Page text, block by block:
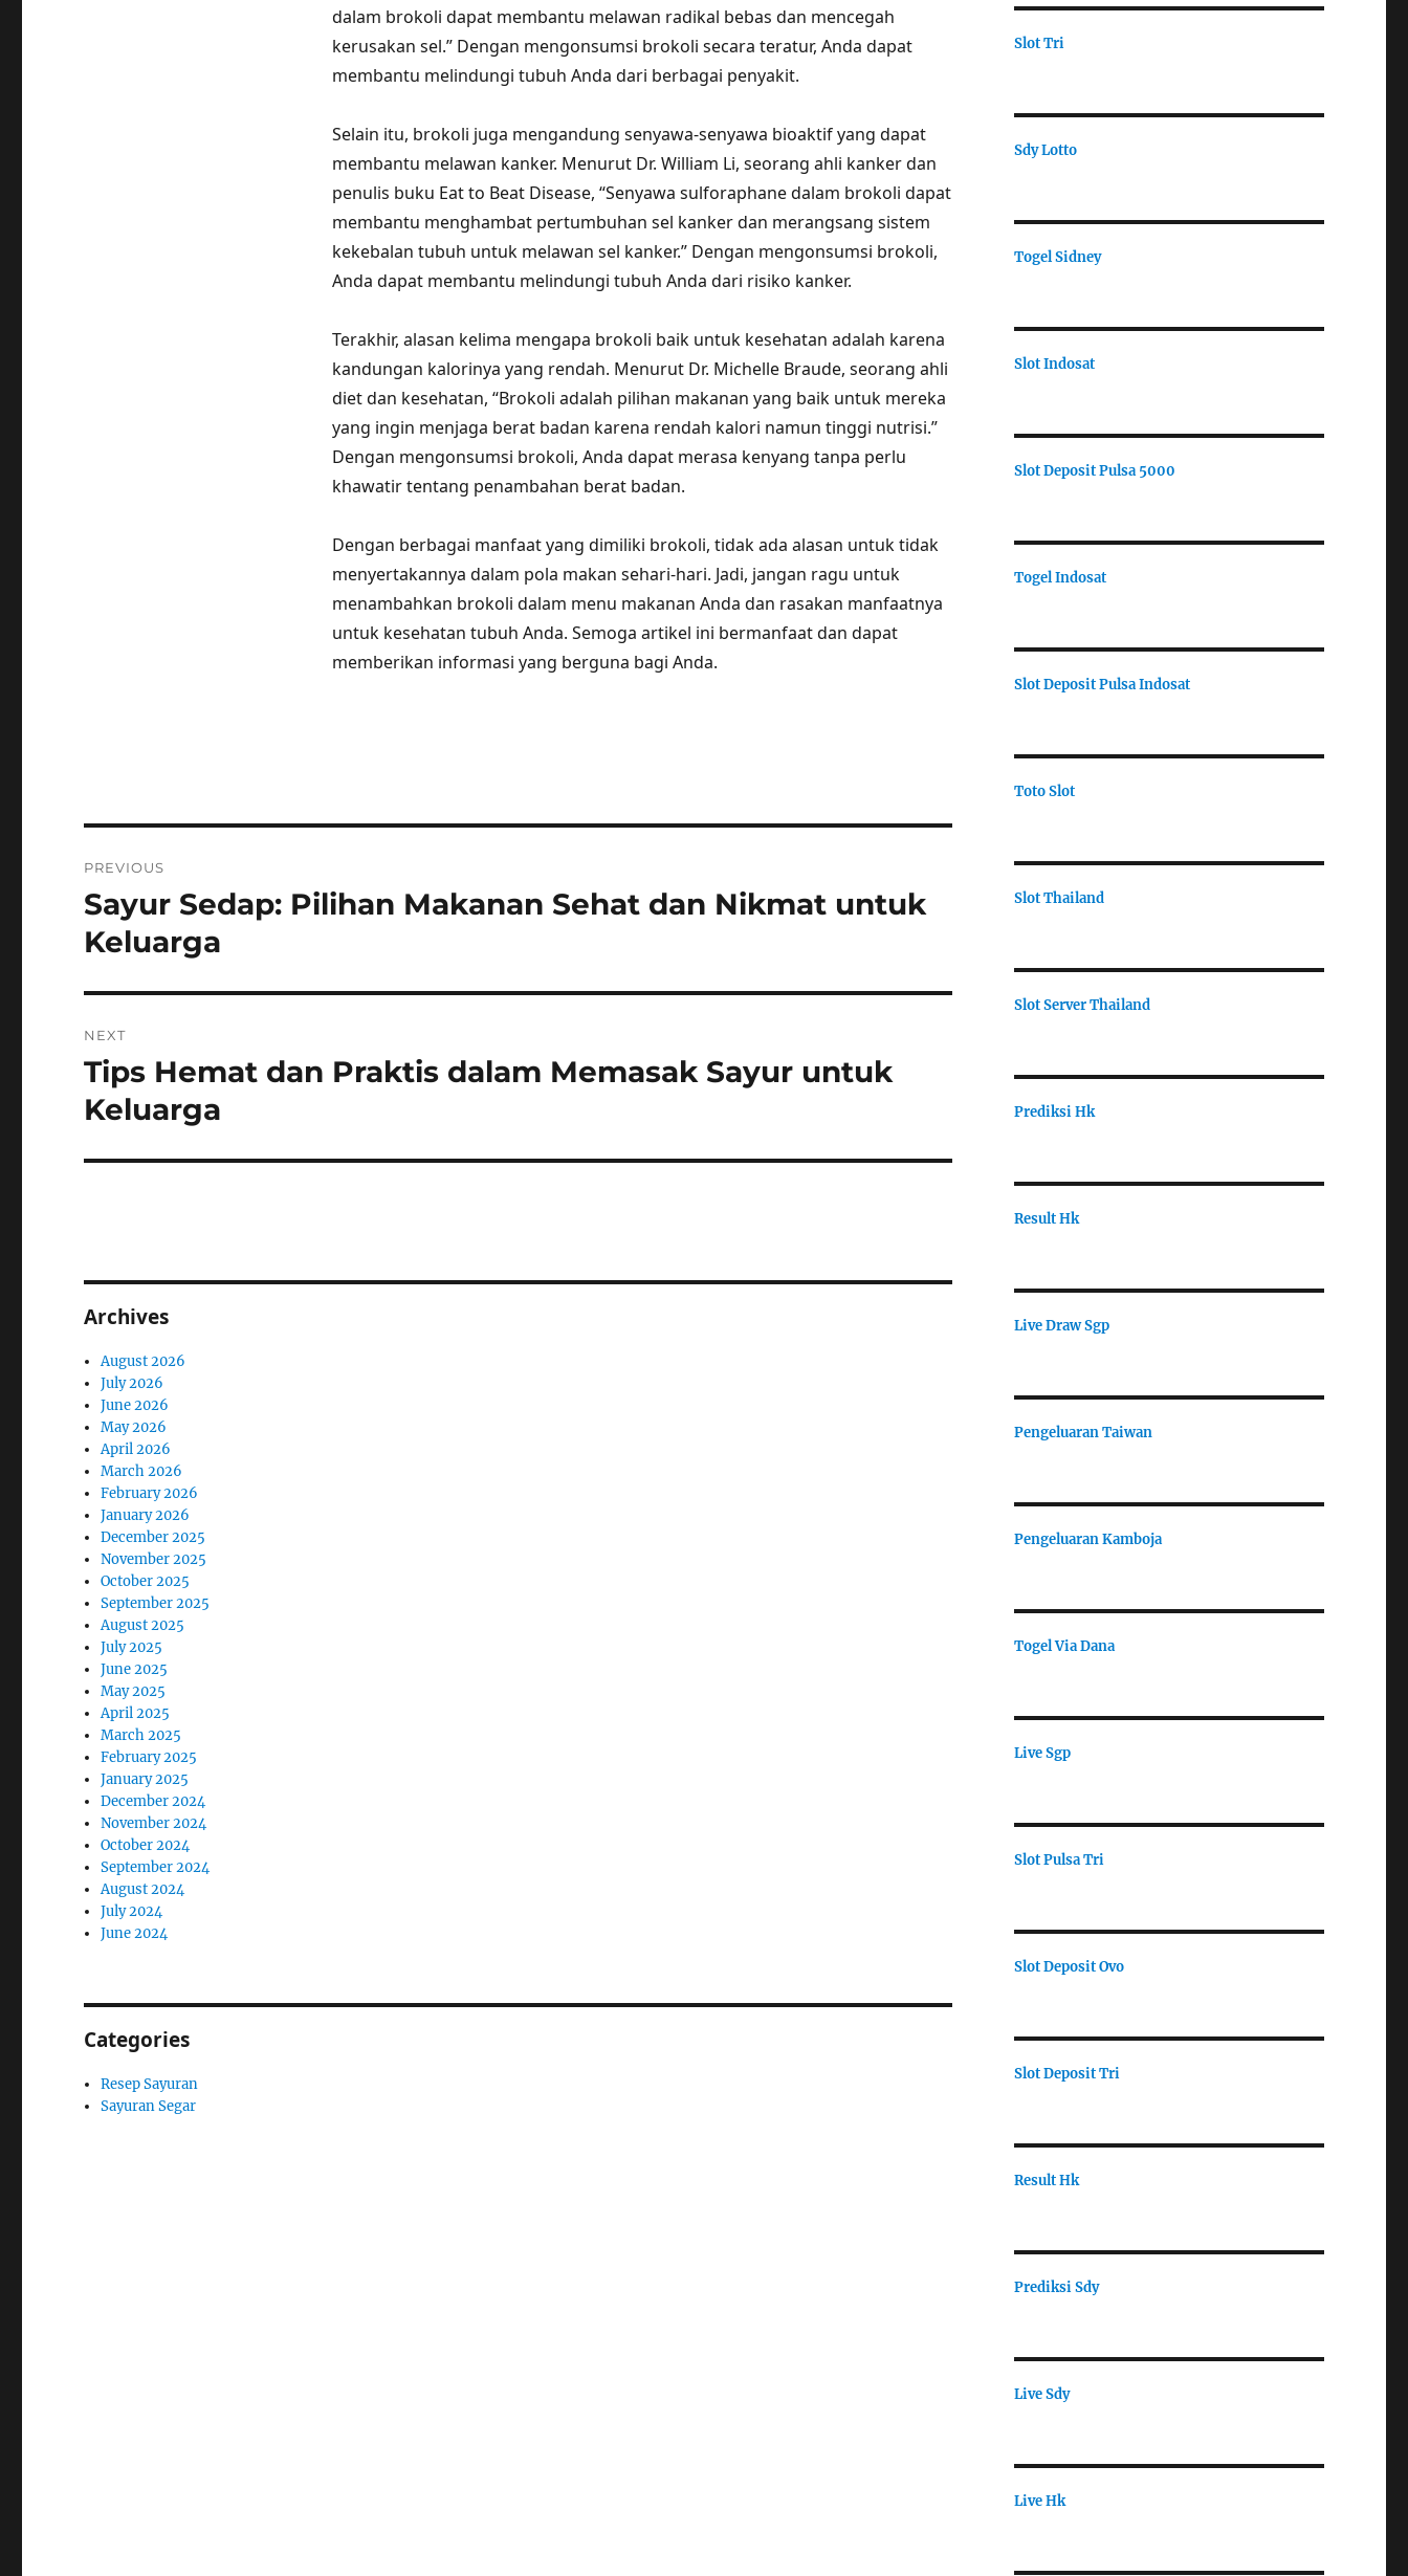
dalam brokoli dapat membantu melawan radikal bebas dan mencegah
kerusakan sel.” Dengan mengonsumsi brokoli secara teratur, Anda dapat
membantu melindungi tubuh Anda dari berbagai penyakit.
Selain itu, brokoli juga mengandung senyawa-senyawa bioaktif yang dapat
membantu melawan kanker. Menurut Dr. William Li, seorang ahli kanker dan
penulis buku Eat to Beat Disease, “Senyawa sulforaphane dalam brokoli dapat
membantu menghambat pertumbuhan sel kanker dan merangsang sistem
kekebalan tubuh untuk melawan sel kanker.” Dengan mengonsumsi brokoli,
Anda dapat membantu melindungi tubuh Anda dari risiko kanker.
Terakhir, alasan kelima mengapa brokoli baik untuk kesehatan adalah karena
kandungan kalorinya yang rendah. Menurut Dr. Michelle Braude, seorang ahli
diet dan kesehatan, “Brokoli adalah pilihan makanan yang baik untuk mereka
yang ingin menjaga berat badan karena rendah kalori namun tinggi nutrisi.”
Dengan mengonsumsi brokoli, Anda dapat merasa kenyang tanpa perlu
khawatir tentang penambahan berat badan.
Dengan berbagai manfaat yang dimiliki brokoli, tidak ada alasan untuk tidak
menyertakannya dalam pola makan sehari-hari. Jadi, jangan ragu untuk
menambahkan brokoli dalam menu makanan Anda dan rasakan manfaatnya
untuk kesehatan tubuh Anda. Semoga artikel ini bermanfaat dan dapat
memberikan informasi yang berguna bagi Anda.
navigation
PREVIOUS
Previous
post:
Sayur Sedap: Pilihan Makanan Sehat dan Nikmat untuk
Keluarga
NEXT
Next
post:
Tips Hemat dan Praktis dalam Memasak Sayur untuk
Keluarga
Archives
August 2026
July 2026
June 2026
May 2026
April 2026
March 2026
February 2026
January 2026
December 2025
November 2025
October 2025
September 2025
August 2025
July 2025
June 2025
May 2025
April 2025
March 2025
February 2025
January 2025
December 2024
November 2024
October 2024
September 2024
August 2024
July 2024
June 2024
Categories
Resep Sayuran
Sayuran Segar
Slot Tri
Sdy Lotto
Togel Sidney
Slot Indosat
Slot Deposit Pulsa 5000
Togel Indosat
Slot Deposit Pulsa Indosat
Toto Slot
Slot Thailand
Slot Server Thailand
Prediksi Hk
Result Hk
Live Draw Sgp
Pengeluaran Taiwan
Pengeluaran Kamboja
Togel Via Dana
Live Sgp
Slot Pulsa Tri
Slot Deposit Ovo
Slot Deposit Tri
Result Hk
Prediksi Sdy
Live Sdy
Live Hk